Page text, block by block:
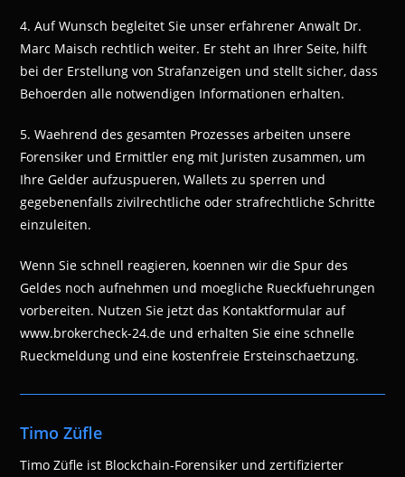
4. Auf Wunsch begleitet Sie unser erfahrener Anwalt Dr.
Marc Maisch rechtlich weiter. Er steht an Ihrer Seite, hilft
bei der Erstellung von Strafanzeigen und stellt sicher, dass
Behoerden alle notwendigen Informationen erhalten.
5. Waehrend des gesamten Prozesses arbeiten unsere
Forensiker und Ermittler eng mit Juristen zusammen, um
Ihre Gelder aufzuspueren, Wallets zu sperren und
gegebenenfalls zivilrechtliche oder strafrechtliche Schritte
einzuleiten.
Wenn Sie schnell reagieren, koennen wir die Spur des
Geldes noch aufnehmen und moegliche Rueckfuehrungen
vorbereiten. Nutzen Sie jetzt das Kontaktformular auf
www.brokercheck-24.de und erhalten Sie eine schnelle
Rueckmeldung und eine kostenfreie Ersteinschaetzung.
Timo Züfle
Timo Züfle ist Blockchain-Forensiker und zertifizierter